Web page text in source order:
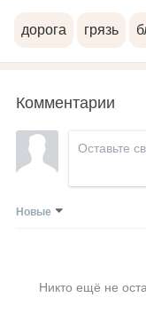
дорога грязь
Комментарии
Новые
Никто ещё не